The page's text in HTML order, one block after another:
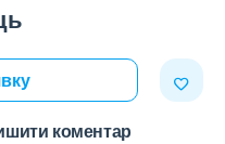
коментар